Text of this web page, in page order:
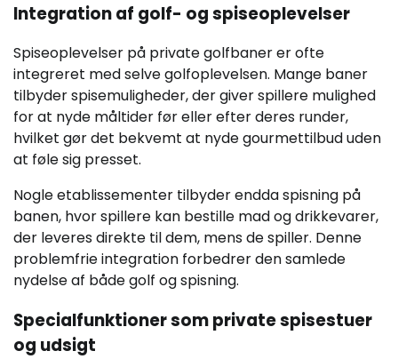
Integration af golf- og spiseoplevelser
Spiseoplevelser på private golfbaner er ofte
integreret med selve golfoplevelsen. Mange baner
tilbyder spisemuligheder, der giver spillere mulighed
for at nyde måltider før eller efter deres runder,
hvilket gør det bekvemt at nyde gourmettilbud uden
at føle sig presset.
Nogle etablissementer tilbyder endda spisning på
banen, hvor spillere kan bestille mad og drikkevarer,
der leveres direkte til dem, mens de spiller. Denne
problemfrie integration forbedrer den samlede
nydelse af både golf og spisning.
Specialfunktioner som private spisestuer
og udsigt